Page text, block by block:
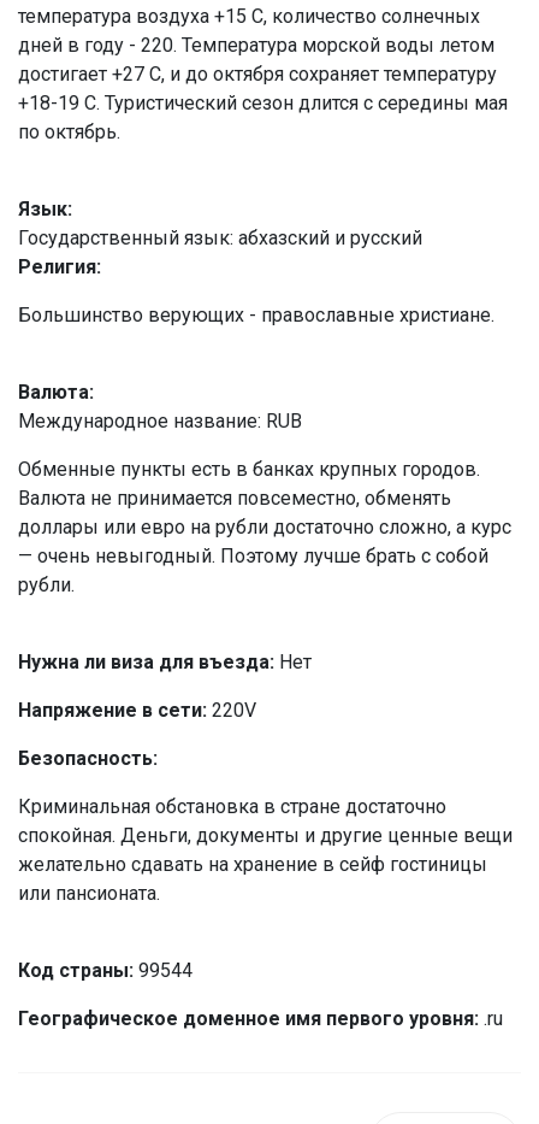
температура воздуха +15 С, количество солнечных
дней в году - 220. Температура морской воды летом
достигает +27 С, и до октября сохраняет температуру
+18-19 С. Туристический сезон длится с середины мая
по октябрь.
Язык:
Государственный язык: абхазский и русский
Религия:
Большинство верующих - православные христиане.
Валюта:
Международное название: RUB
Обменные пункты есть в банках крупных городов.
Валюта не принимается повсеместно, обменять
доллары или евро на рубли достаточно сложно, а курс
— очень невыгодный. Поэтому лучше брать с собой
рубли.
Нужна ли виза для въезда: Нет
Напряжение в сети: 220V
Безопасность:
Криминальная обстановка в стране достаточно
спокойная. Деньги, документы и другие ценные вещи
желательно сдавать на хранение в сейф гостиницы
или пансионата.
Код страны: 99544
Географическое доменное имя первого уровня: .ru